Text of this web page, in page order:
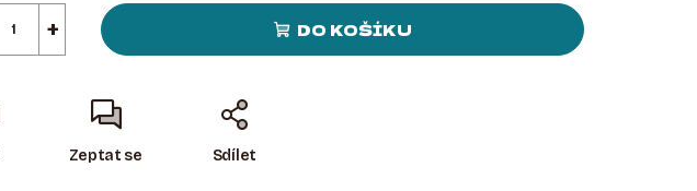
+ DO KOŠÍKU
Zeptat se Sdílet